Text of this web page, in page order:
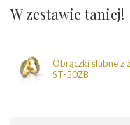
W zestawie taniej!
Obrączki ślubne z
ST-50ZB